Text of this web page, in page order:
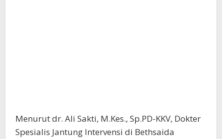
Menurut dr. Ali Sakti, M.Kes., Sp.PD-KKV, Dokter
Spesialis Jantung Intervensi di Bethsaida